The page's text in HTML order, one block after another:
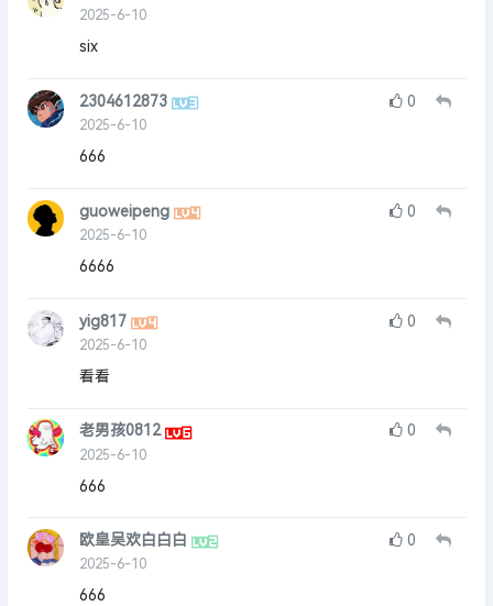
2025-6-10
six
2304612873
2025-6-10
0
666
guoweipeng
2025-6-10
0
6666
yig817
2025-6-10
0
看看
老男孩0812
2025-6-10
0
666
欧皇吴欢白白白
2025-6-10
0
666